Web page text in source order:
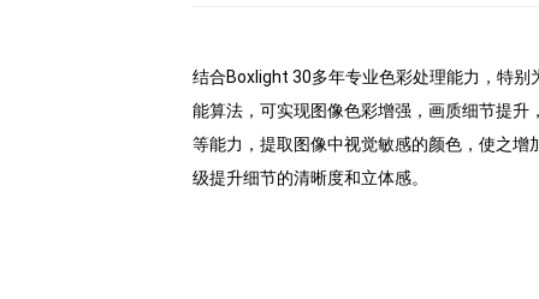
结合Boxlight 30多年专业色彩处理能力，特
能算法，可实现图像色彩增强，画质细节提
等能力，提取图像中视觉敏感的颜色，使之
级提升细节的清晰度和立体感。